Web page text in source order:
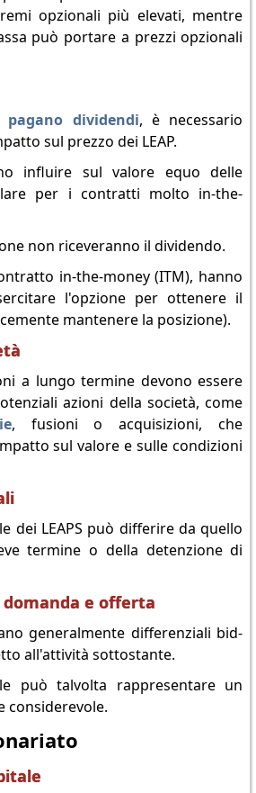
opzionali più elevati, mentre
può portare a prezzi opzionali
dividendi, è necessario
sul prezzo dei LEAP.
influire sul valore equo delle
per i contratti molto in-the-
non riceveranno il dividendo.
in-the-money (ITM), hanno
l'opzione per ottenere il
mantenere la posizione).
a lungo termine devono essere
azioni della società, come
, fusioni o acquisizioni, che
sul valore e sulle condizioni
dei LEAPS può differire da quello
termine o della detenzione di
e offerta
generalmente differenziali bid-
all'attività sottostante.
può talvolta rappresentare un
considerevole.